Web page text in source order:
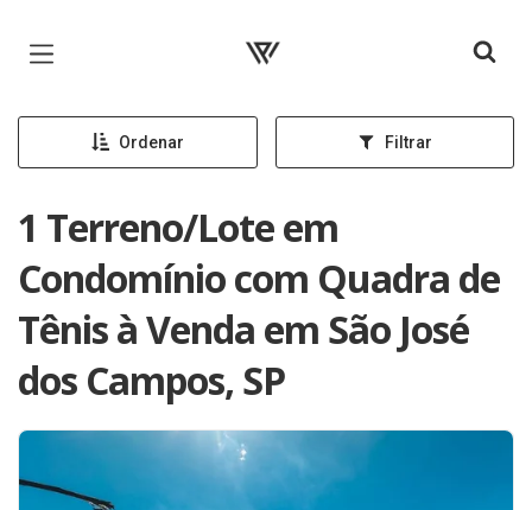
Página inicial
Ordenar Filtrar
1 Terreno/Lote em
Condomínio com Quadra de
Tênis à Venda em São José
dos Campos, SP